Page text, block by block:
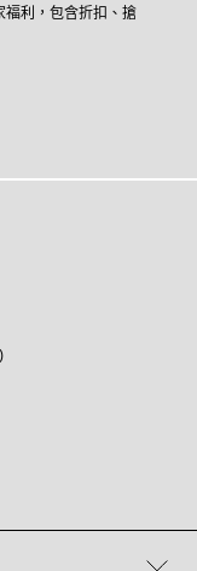
利，包含折扣、搶